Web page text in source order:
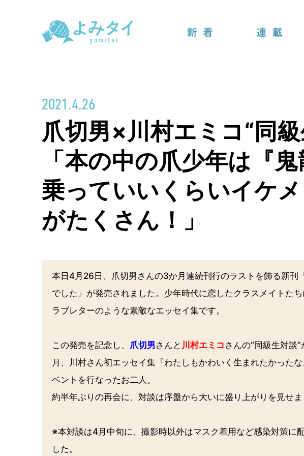
2021.4.26
爪切男×川村エミコ“同級
「本の中の爪少年は『
乗っていいくらいイケ
がたくさん！」
本日4月26日、爪切男さんの3か月連続刊行のラストを飾る新刊
でした』が発売されました。少年時代に恋したクラスメイトた
ラブレターのような素敵なエッセイ集です。
この発売を記念し、 爪切男さんと 川村エミコ さんの“同級生対談
月、川村さん初エッセイ集『わたしもかわいく生まれたかった
ベントを行なったお二人。
約半年ぶりの再会に、対談は序盤から大いに盛り上がりを見せま
※本対談は4月中旬に、撮影時以外はマスク着用など感染対策に
した。